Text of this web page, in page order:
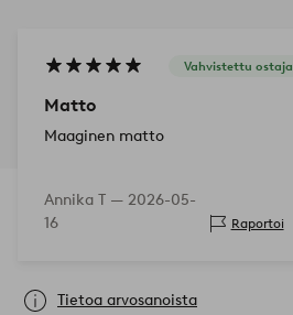
Vahvistettu ostaja
Matto
Maaginen matto
Annika T — 2026-05-
16
Raportoi
Tietoa arvosanoista